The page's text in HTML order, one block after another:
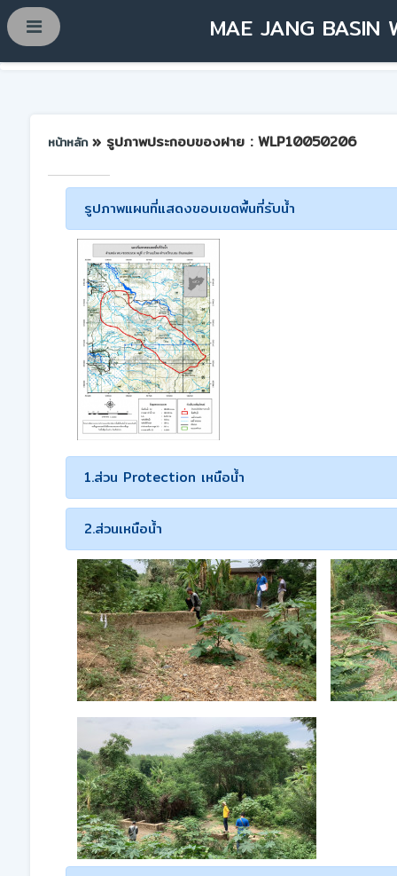
MAE JANG BASIN
หน้าหลัก » รูปภาพประกอบของฝาย : WLP10050206
รูปภาพแผนที่แสดงขอบเขตพื้นที่รับน้ำ
1.ส่วน Protection เหนือน้ำ
2.ส่วนเหนือน้ำ